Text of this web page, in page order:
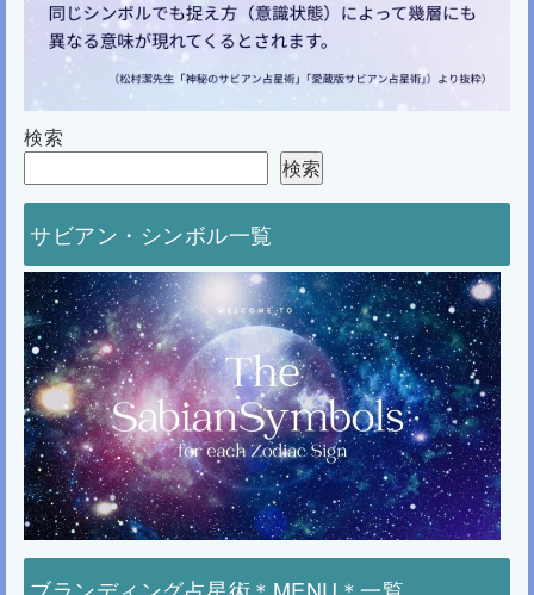
検索
検索
サビアン・シンボル一覧
ブランディング占星術＊MENU＊一覧